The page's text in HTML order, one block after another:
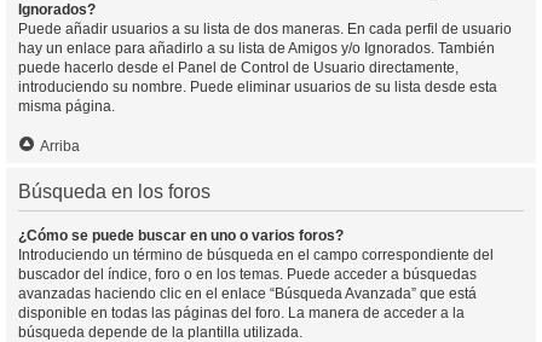
Ignorados?
Puede añadir usuarios a su lista de dos maneras. En cada perfil de usuario
hay un enlace para añadirlo a su lista de Amigos y/o Ignorados. También
puede hacerlo desde el Panel de Control de Usuario directamente,
introduciendo su nombre. Puede eliminar usuarios de su lista desde esta
misma página.
Arriba
Búsqueda en los foros
¿Cómo se puede buscar en uno o varios foros?
Introduciendo un término de búsqueda en el campo correspondiente del
buscador del índice, foro o en los temas. Puede acceder a búsquedas
avanzadas haciendo clic en el enlace “Búsqueda Avanzada” que está
disponible en todas las páginas del foro. La manera de acceder a la
búsqueda depende de la plantilla utilizada.